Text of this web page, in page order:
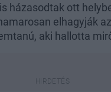
házasodtak ott
elhagyják
aki hallotta